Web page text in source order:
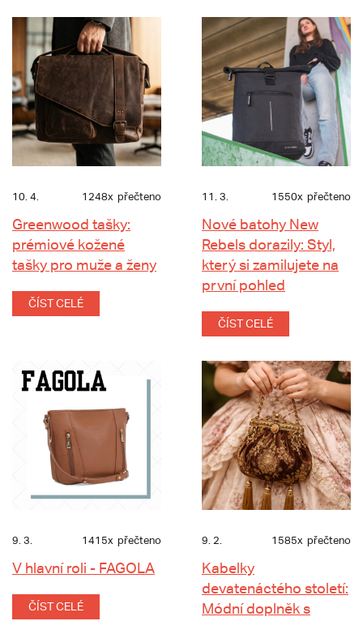
10. 4. 1248x přečteno
Greenwood tašky:
prémiové kožené
tašky pro muže a ženy
ČÍST CELÉ
11. 3. 1550x přečteno
Nové batohy New
Rebels dorazily: Styl,
který si zamilujete na
první pohled
ČÍST CELÉ
9. 3. 1415x přečteno
V hlavní roli - FAGOLA
ČÍST CELÉ
9. 2. 1585x přečteno
Kabelky
devatenáctého století:
Módní doplněk s